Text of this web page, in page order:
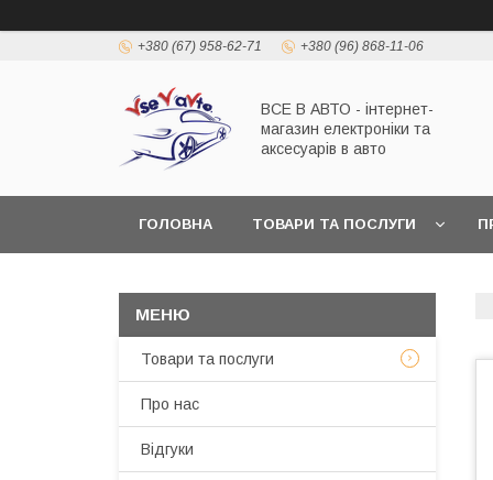
+380 (67) 958-62-71 +380 (96) 868-11-06
ВСЕ В АВТО - інтернет-
магазин електроніки та
аксесуарів в авто
ГОЛОВНА ТОВАРИ ТА ПОСЛУГИ
Товари та послуги
Про нас
Відгуки